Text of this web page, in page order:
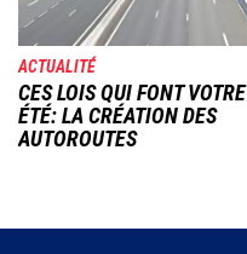
ACTUALITÉ
CES LOIS QUI FONT VOTRE
ÉTÉ: LA CRÉATION DES
AUTOROUTES